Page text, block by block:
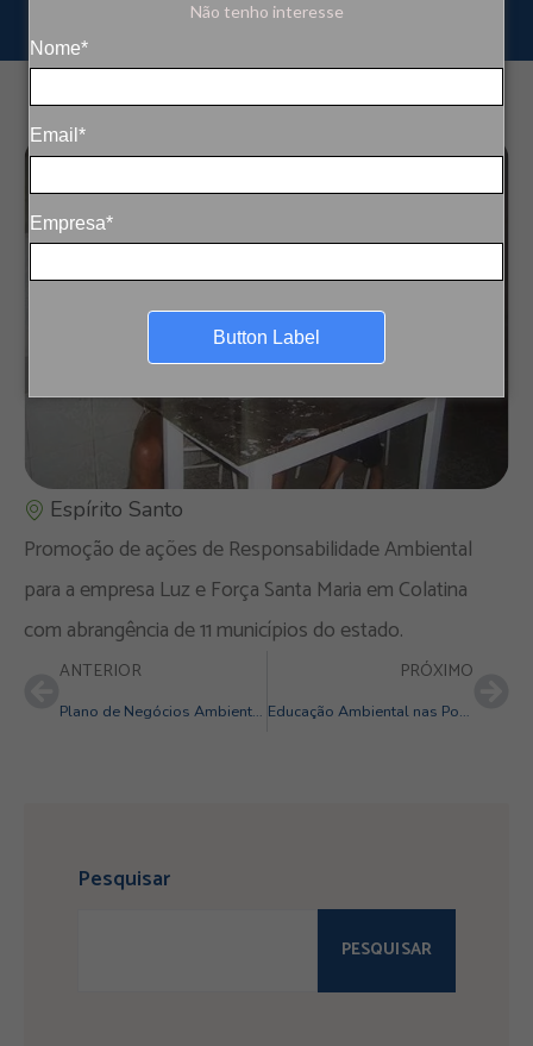
Não tenho interesse
Nome*
Email*
Empresa*
Button Label
Espírito Santo
Promoção de ações de Responsabilidade Ambiental
para a empresa Luz e Força Santa Maria em Colatina
com abrangência de 11 municípios do estado.
ANTERIOR
Plano de Negócios Ambientais Amigáveis com o Clima
PRÓXIMO
Educação Ambiental nas Poligonais do Projeto Terra
Pesquisar
PESQUISAR